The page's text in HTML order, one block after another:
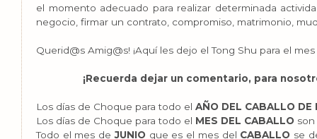
el momento adecuado para realizar determinada
negocio, firmar un contrato, compromiso, matrimonio,
Querid@s Amig@s! ¡Aquí les dejo el Tong Shu para el
¡Recuerda dejar un comentario, para
Los días de Choque para todo el AÑO DEL CABALLO DE
Los días de Choque para todo el MES DEL CABALLO
Todo el mes deJUNIO que es el mes del CABALLO se